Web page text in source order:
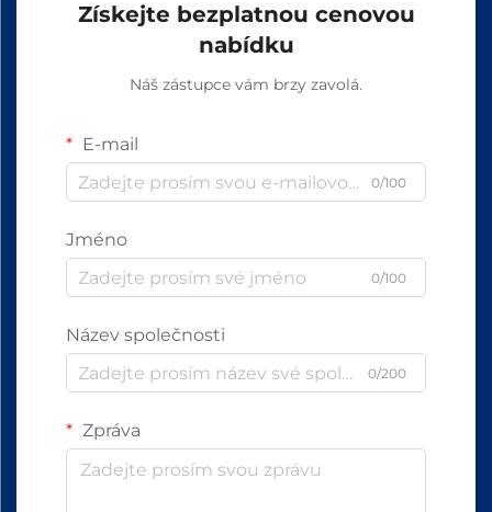
Získejte bezplatnou cenovou
nabídku
Náš zástupce vám brzy zavolá.
E-mail
0/100
Jméno
0/100
Název společnosti
0/200
Zpráva